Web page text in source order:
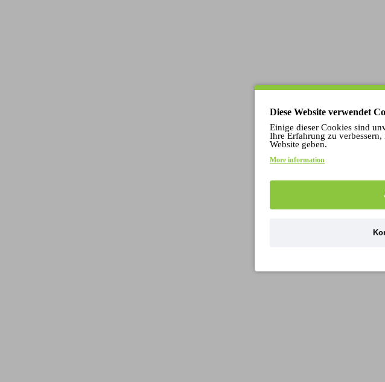
Diese Website verwendet
Einige dieser Cookies sind
Ihre Erfahrung zu
Website geben.
More information